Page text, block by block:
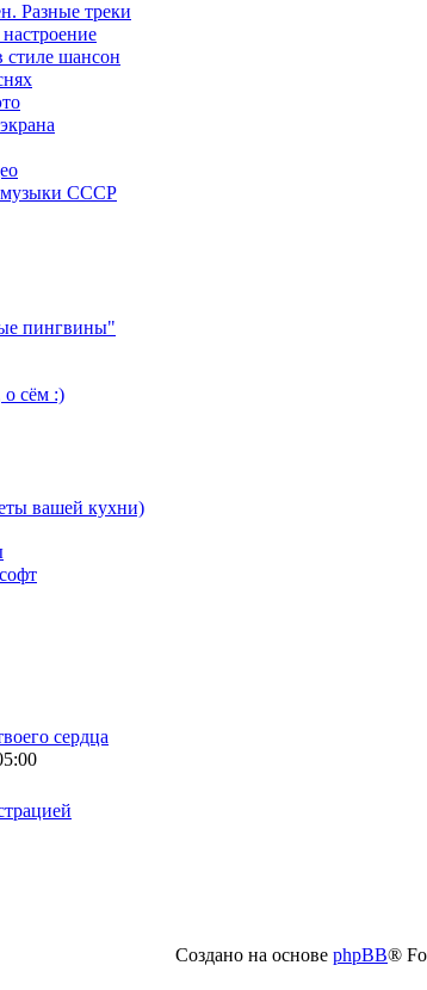
Разные треки
шансон
СССР
пингвины"
сём :)
вашей кухни)
сердца
Создано на основе phpBB®